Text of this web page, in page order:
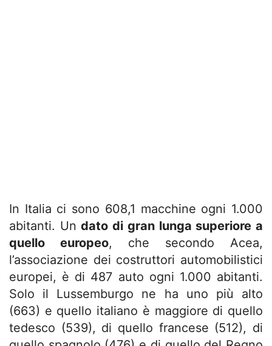
In Italia ci sono 608,1 macchine ogni 1.000
abitanti. Undato di gran lunga superiore a
quello europeo, che secondo Acea,
l’associazione dei costruttori automobilistici
europei, è di 487 auto ogni 1.000 abitanti.
Solo il Lussemburgo ne ha uno più alto
(663) e quello italiano è maggiore di quello
tedesco (539), di quello francese (512), di